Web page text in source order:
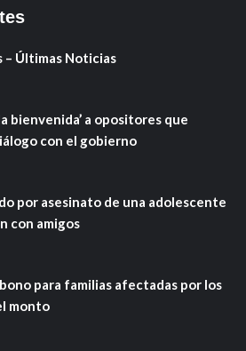
Últimas Noticias
bienvenida’ a opositores que
con el gobierno
por asesinato de una adolescente
con amigos
para familias afectadas por los
monto